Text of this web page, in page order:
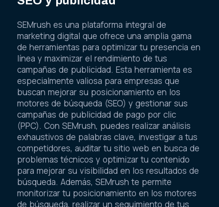
SEMrush es una plataforma integral de
marketing digital que ofrece una amplia gama
de herramientas para optimizar tu presencia en
línea y maximizar el rendimiento de tus
campañas de publicidad. Esta herramienta es
especialmente valiosa para empresas que
buscan mejorar su posicionamiento en los
motores de búsqueda (SEO) y gestionar sus
campañas de publicidad de pago por clic
(PPC). Con SEMrush, puedes realizar análisis
exhaustivos de palabras clave, investigar a tus
competidores, auditar tu sitio web en busca de
problemas técnicos y optimizar tu contenido
para mejorar su visibilidad en los resultados de
búsqueda. Además, SEMrush te permite
monitorizar tu posicionamiento en los motores
de búsqueda, realizar un seguimiento de tus